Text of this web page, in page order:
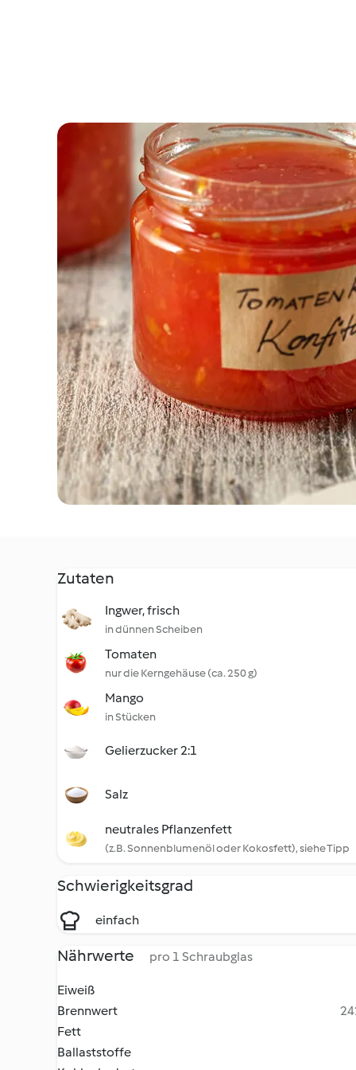
Zutaten
Ingwer, frisch
in dünnen Scheiben
Tomaten
nur die Kerngehäuse (ca. 250 g)
Mango
in Stücken
Gelierzucker 2:1
Salz
neutrales Pflanzenfett
(z.B. Sonnenblumenöl oder Kokosfett), siehe Tipp
Schwierigkeitsgrad
einfach
Nährwerte pro 1 Schraubglas
Eiweiß
Brennwert
Fett
Ballaststoffe